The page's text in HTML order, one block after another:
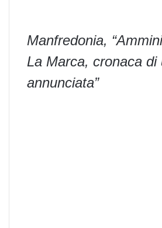
Manfredonia,
La Marca, cronaca di
annunciata”